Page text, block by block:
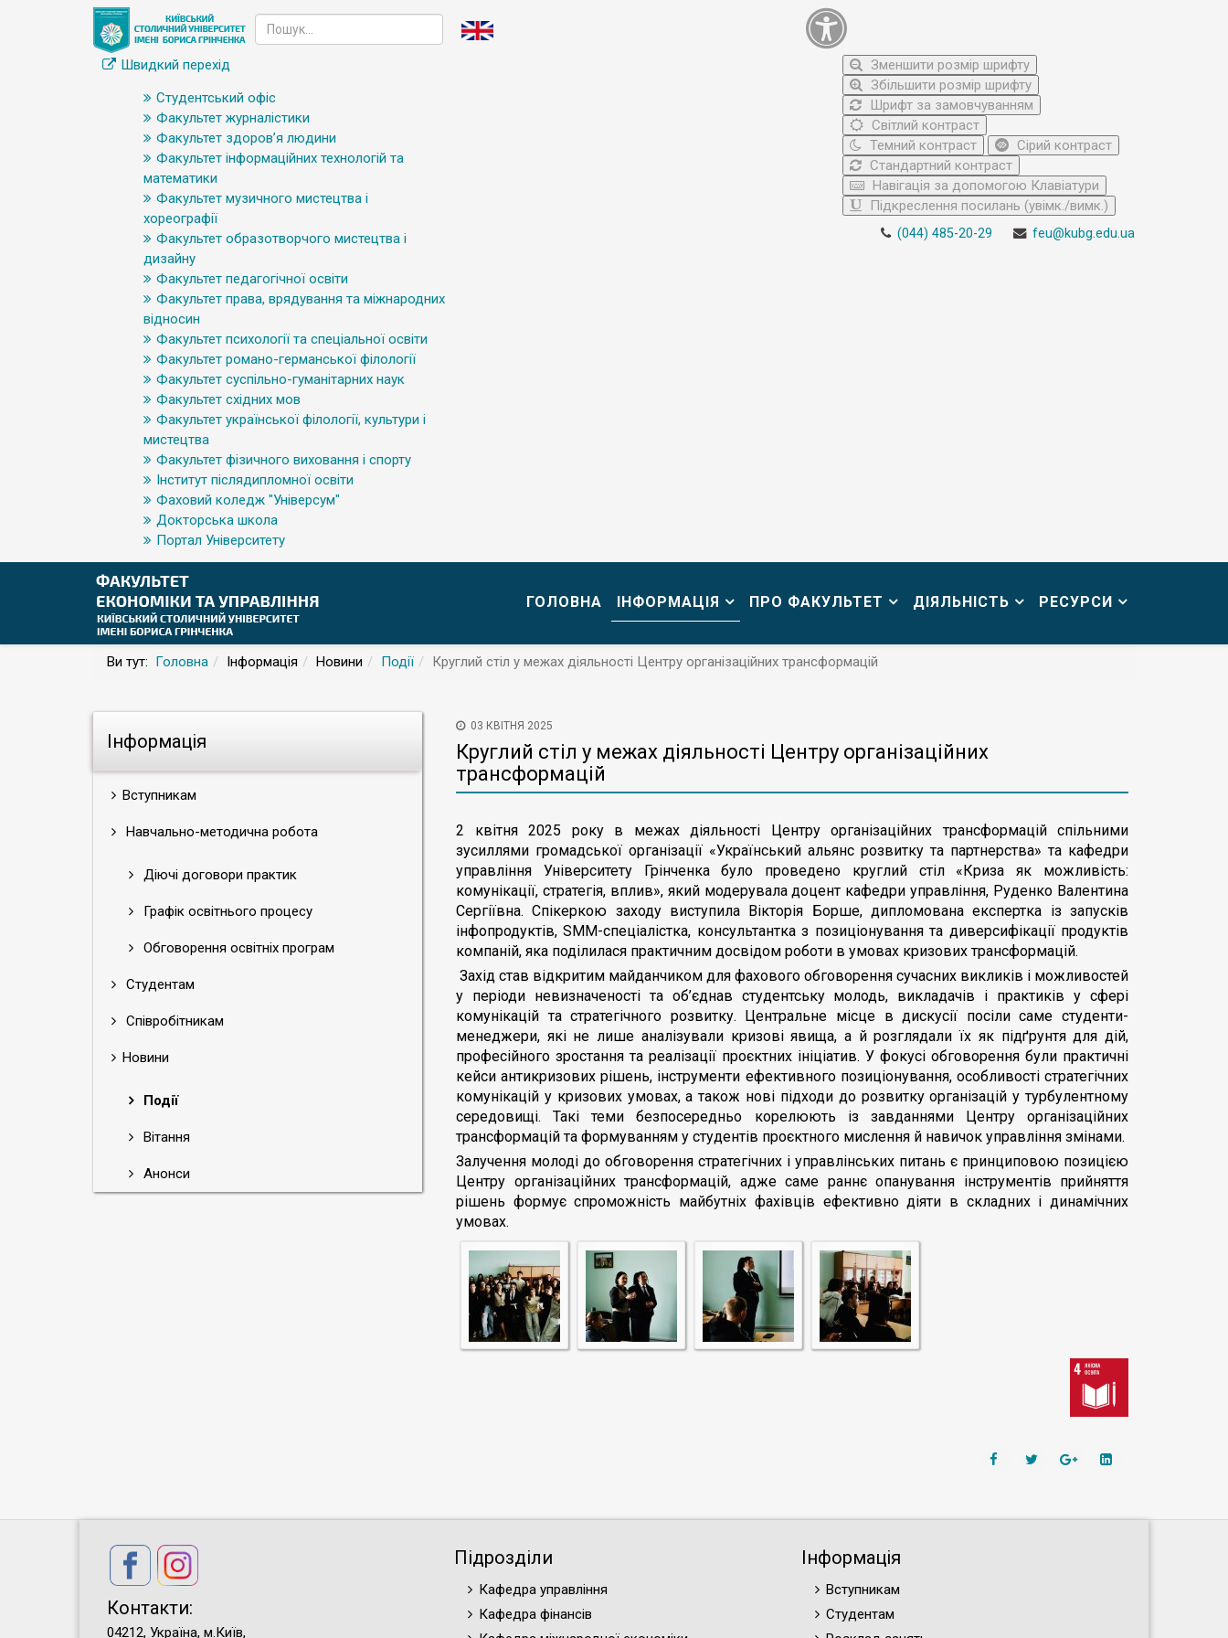
Швидкий перехід
Студентський офіс
Факультет журналістики
Факультет здоров’я людини
Факультет інформаційних технологій та
математики
Факультет музичного мистецтва і
хореографії
Факультет образотворчого мистецтва і
дизайну
Факультет педагогічної освіти
Факультет права, врядування та міжнародних
відносин
Факультет психології та спеціальної освіти
Факультет романо-германської філології
Факультет суспільно-гуманітарних наук
Факультет східних мов
Факультет української філології, культури і
мистецтва
Факультет фізичного виховання і спорту
Інститут післядипломної освіти
Фаховий коледж "Універсум"
Докторська школа
Портал Університету
Зменшити розмір шрифту
Збільшити розмір шрифту
Шрифт за замовчуванням
Світлий контраст
Темний контраст
Сірий контраст
Стандартний контраст
Навігація за допомогою Клавіатури
Підкреслення посилань (увімк./вимк.)
(044) 485-20-29 feu@kubg.edu.ua
ГОЛОВНА ІНФОРМАЦІЯ ПРО ФАКУЛЬТЕТ ДІЯЛЬНІСТЬ РЕСУРСИ
Ви тут: Головна Інформація Новини Події Круглий стіл у межах діяльності Центру організаційних трансформацій
Інформація
Вступникам
Навчально-методична робота
Діючі договори практик
Графік освітнього процесу
Обговорення освітніх програм
Студентам
Співробітникам
Новини
Події
Вітання
Анонси
03 КВІТНЯ 2025
Круглий стіл у межах діяльності Центру організаційних
трансформацій
2 квітня 2025 року в межах діяльності Центру організаційних трансформацій спільними
зусиллями громадської організації «Український альянс розвитку та партнерства» та кафедри
управління Університету Грінченка було проведено круглий стіл «Криза як можливість:
комунікації, стратегія, вплив», який модерувала доцент кафедри управління, Руденко Валентина
Сергіївна. Спікеркою заходу виступила Вікторія Борше, дипломована експертка із запусків
інфопродуктів, SMM-спеціалістка, консультантка з позиціонування та диверсифікації продуктів
компаній, яка поділилася практичним досвідом роботи в умовах кризових трансформацій.
Захід став відкритим майданчиком для фахового обговорення сучасних викликів і можливостей
у періоди невизначеності та об’єднав студентську молодь, викладачів і практиків у сфері
комунікацій та стратегічного розвитку. Центральне місце в дискусії посіли саме студенти-
менеджери, які не лише аналізували кризові явища, а й розглядали їх як підґрунтя для дій,
професійного зростання та реалізації проєктних ініціатив. У фокусі обговорення були практичні
кейси антикризових рішень, інструменти ефективного позиціонування, особливості стратегічних
комунікацій у кризових умовах, а також нові підходи до розвитку організацій у турбулентному
середовищі. Такі теми безпосередньо корелюють із завданнями Центру організаційних
трансформацій та формуванням у студентів проєктного мислення й навичок управління змінами.
Залучення молоді до обговорення стратегічних і управлінських питань є принциповою позицією
Центру організаційних трансформацій, адже саме раннє опанування інструментів прийняття
рішень формує спроможність майбутніх фахівців ефективно діяти в складних і динамічних
умовах.
Контакти:
04212, Україна, м.Київ,
Підрозділи
Кафедра управління
Кафедра фінансів
Інформація
Вступникам
Студентам